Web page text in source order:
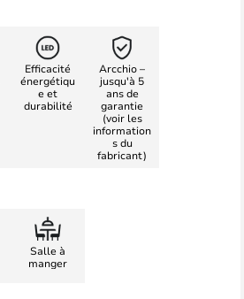
Efficacité
énergétiqu
e et
durabilité
Arcchio –
jusqu'à 5
ans de
garantie
(voir les
information
s du
fabricant)
Salle à
manger